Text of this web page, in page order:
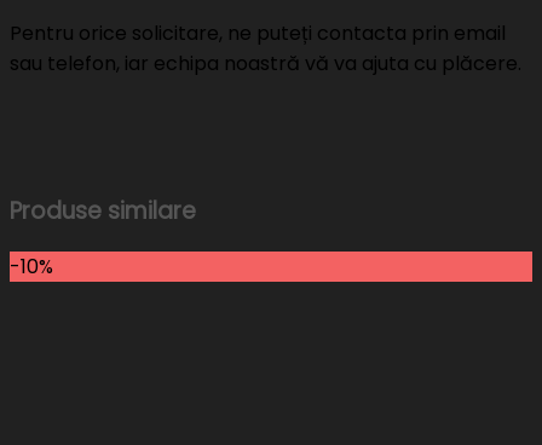
Pentru orice solicitare, ne puteți contacta prin email
sau telefon, iar echipa noastră vă va ajuta cu plăcere.
Produse similare
-10%